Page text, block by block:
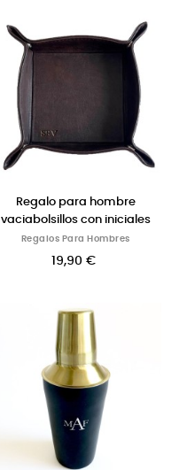
Regalo para hombre
vaciabolsillos con iniciales
Regalos Para Hombres
19,90 €